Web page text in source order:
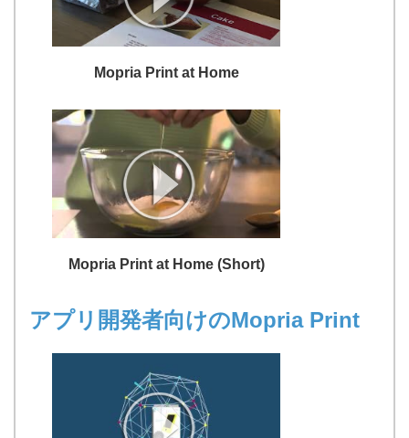
Mopria Print at Home
Mopria Print at Home (Short)
アプリ開発者向けのMopria Print